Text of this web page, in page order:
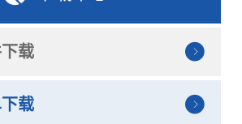
载
载